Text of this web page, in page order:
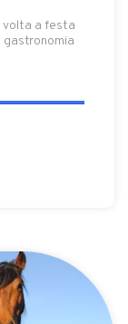
volta a festa
gastronomia